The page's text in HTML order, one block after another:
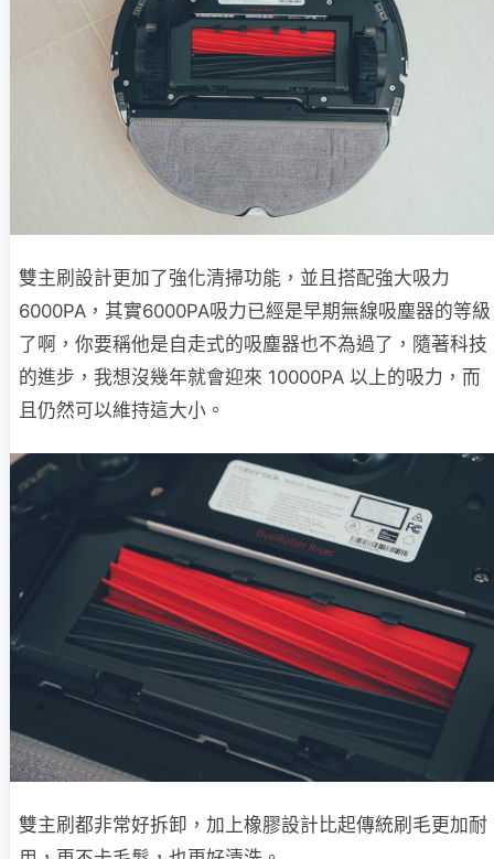
雙主刷設計更加了強化清掃功能，並且搭配強大吸力
6000PA，其實6000PA吸力已經是早期無線吸塵器的等級
了啊，你要稱他是自走式的吸塵器也不為過了，隨著科技
的進步，我想沒幾年就會迎來 10000PA 以上的吸力，而
且仍然可以維持這大小。
雙主刷都非常好拆卸，加上橡膠設計比起傳統刷毛更加耐